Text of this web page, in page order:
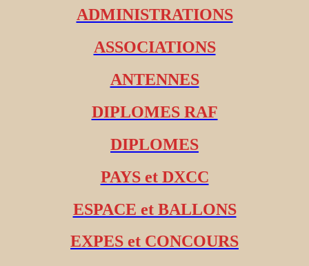
ADMINISTRATIONS
ASSOCIATIONS
ANTENNES
DIPLOMES RAF
DIPLOMES
PAYS et DXCC
ESPACE et BALLONS
EXPES et CONCOURS